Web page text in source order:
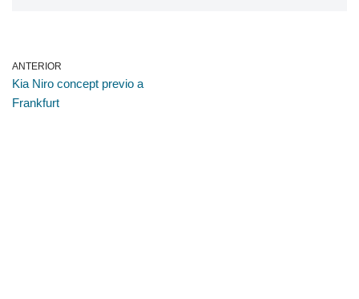
ANTERIOR
Kia Niro concept previo a
Frankfurt